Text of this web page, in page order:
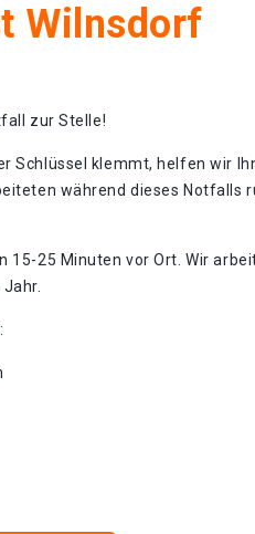
Wilnsdorf
zur Stelle!
Schlüssel klemmt, helfen wir
während dieses Notfalls
15-25 Minuten vor Ort. Wir